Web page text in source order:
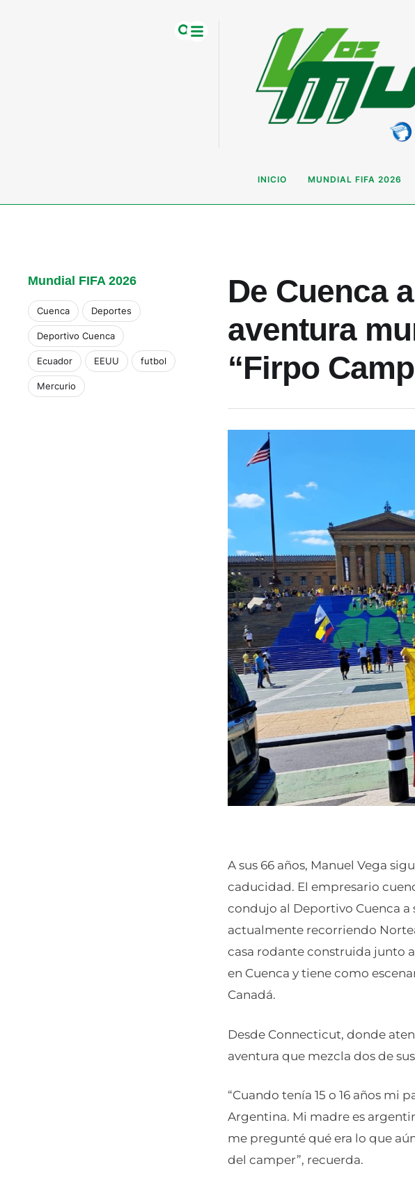
INICIO MUNDIAL FIFA 2026
Mundial FIFA 2026
Cuenca Deportes
Deportivo Cuenca
Ecuador EEUU futbol
Mercurio
De Cuenca
aventura
“Firpo
A sus 66 años, Manuel Vega
caducidad. El empresario
condujo al Deportivo Cuenca
actualmente recorriendo
casa rodante construida junto
en Cuenca y tiene como
Canadá.
Desde Connecticut, donde
aventura que mezcla dos de
“Cuando tenía 15 o 16 años mi
Argentina. Mi madre es
me pregunté qué era lo que
del camper”, recuerda.